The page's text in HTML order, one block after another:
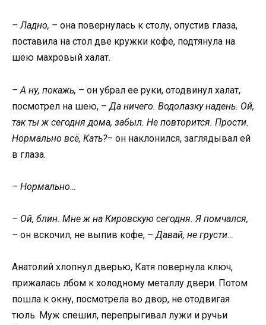
– Ладно, – она повернулась к столу, опустив глаза,
поставила на стол две кружки кофе, подтянула на
шею махровый халат.
– А ну, покажь, – он убрал ее руки, отодвинул халат,
посмотрел на шею, – Да ничего. Водолазку надень. Ой,
так ты ж сегодня дома, забыл. Не повторится. Прости.
Нормально всё, Кать?– он наклонился, заглядывал ей
в глаза.
– Нормально…
– Ой, блин. Мне ж на Кировскую сегодня. Я помчался,
– он вскочил, не выпив кофе, –Давай, не грусти…
Анатолий хлопнул дверью, Катя повернула ключ,
прижалась лбом к холодному металлу двери. Потом
пошла к окну, посмотрела во двор, не отодвигая
тюль. Муж спешил, перепрыгивал лужи и ручьи